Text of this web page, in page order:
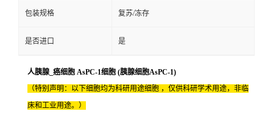
包装规格 复苏/冻存
是否进口 是
人胰腺_癌细胞 AsPC-1细胞 (胰腺细胞AsPC-1)
（特别声明：以下细胞均为科研用途细胞 ，仅供科研学术用途，非临
床和工业用途。）